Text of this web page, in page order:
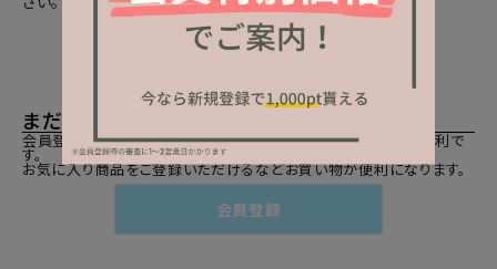
まだご登録がお済みでないお客様
会員登録をしていただきますと、二度目のお買い物時にとても便利で
す。
お気に入り商品をご登録いただけるなどお買い物が便利になります。
会員登録